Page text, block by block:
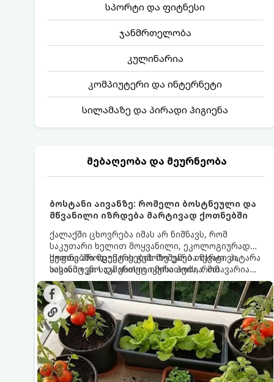
სპორტი და ფიტნესი
ჯანმრთელობა
კულინარია
კომპიუტერი და ინტერნეტი
სილამაზე და პირადი ჰიგიენა
მებაღეობა და მეურნეობა
ბოსტანი აივანზე: რომელი ბოსტნეული და
მწვანილი იზრდება მარტივად ქოთნებში
ქალაქში ცხოვრება იმას არ ნიშნავს, რომ
საკუთარი ხელით მოყვანილი, ეკოლოგიურად
სუფთა პროდუქტის გემოზე უარი თქვათ. პატარა
აივანიც კი საკმარისია იმისათვის, რომ
მოიწყოთ მინი-ბოსტანი, საიდანაც
ყოველდღიურად ახალ, არომატულ მწვანილსა
და ბოსტნეულს მოკრეფთ.
ქოთნებში მცენარეების მოშენება მარტივი,
სასიამოვნო და ესთეტიკური ჰობია. მთავარია
იცოდეთ, რომელი კულტურები ეგუებიან
ქოთნის პირობებს ყველაზე კარგად და როგორ
მოუაროთ მათ სწორად.